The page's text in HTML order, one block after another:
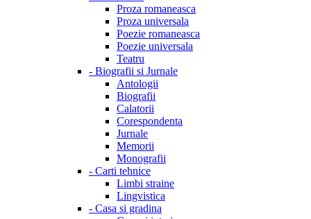
Proza romaneasca
Proza universala
Poezie romaneasca
Poezie universala
Teatru
- Biografii si Jurnale
Antologii
Biografii
Calatorii
Corespondenta
Jurnale
Memorii
Monografii
- Carti tehnice
Limbi straine
Lingvistica
- Casa si gradina